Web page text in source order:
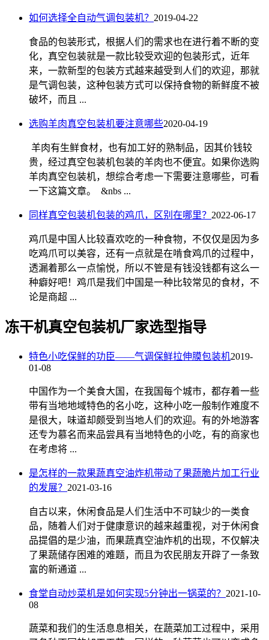
如何选择全自动气调包装机？ 2019-04-22
食品的包装形式，根据人们的需求也在进行着不断的变
化，真空包装就是一款比较受欢迎的包装形式，近年
来，一款新型的包装方式越来越受到人们的欢迎，那就
是气调包装，这种包装方式可以保持食物的新鲜度不被
破坏，而且 ...
选购羊肉真空包装机要注意哪些2020-04-19
羊肉有生鲜食材，也有加工好的熟制品，因其价钱较
贵，经过真空包装机包装的羊肉也不便宜。如果你选购
羊肉真空包装机，想综合考虑一下需要注意哪些，可看
一下这篇文章。 &nbs ...
同样真空包装机包装的鸡爪，区别在哪里？ 2022-06-17
鸡爪是中国人比较喜欢吃的一种食物，不仅仅是因为多
吃鸡爪可以美容，还有一点就是在啃食鸡爪的过程中，
透漏着那么一点愉悦，所以不管是有钱没钱都有这么一
种癖好吧！鸡爪是我们中国是一种比较常见的食材，不
论是商超 ...
冻干机真空包装机厂家选型指导
特色小吃保鲜的功臣——气调保鲜拉伸膜包装机2019-
01-08
中国作为一个美食大国，在我国每个城市，都存着一些
带有当地地域特色的名小吃，这种小吃一般制作难度不
是很大，味道却颇受到当地人们的欢迎。有的外地游客
还专为慕名而来品尝具有当地特色的小吃，有的商家也
在考虑将 ...
是怎样的一款果蔬真空油炸机带动了果蔬脆片加工行业
的发展？ 2021-03-16
自古以来，休闲食品是人们生活中不可缺少的一类食
品，随着人们对于健康意识的越来越重视，对于休闲食
品提倡的是少油，而果蔬真空油炸机的出现，不仅解决
了果蔬储存困难的难题，而且为农民朋友开辟了一条致
富的新通道 ...
食堂自动炒菜机是如何实现5分钟出一锅菜的？ 2021-10-
08
蔬菜和我们的生活息息相关，在蔬菜加工过程中，采用